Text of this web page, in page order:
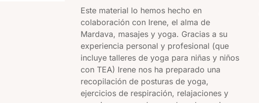
Este material lo hemos hecho en
colaboración con Irene, el alma de
Mardava, masajes y yoga. Gracias a su
experiencia personal y profesional (que
incluye talleres de yoga para niñas y niños
con TEA) Irene nos ha preparado una
recopilación de posturas de yoga,
ejercicios de respiración, relajaciones y